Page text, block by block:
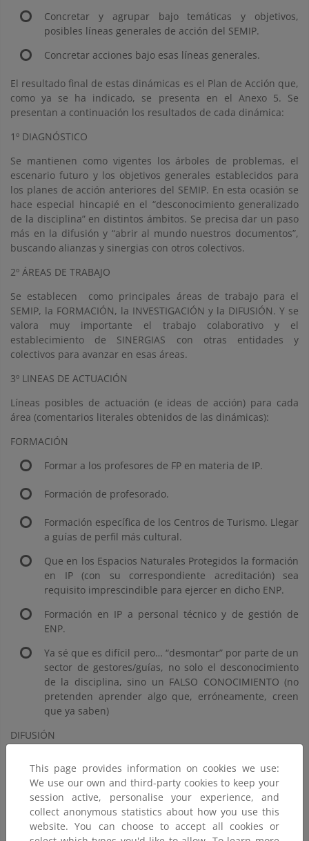
Concretar y agrupar bajo temáticas y objetivos,
posibles líneas generales de acción del SEMIP.
Concretar acciones bajo esas líneas generales.
El resultado final de estas dinámicas es el Plan de Acción que,
como ya se ha indicado, se presenta en el Anexo 5. Se
presentan a continuación los resultados de cada dinámica:
1º DIAGNÓSTICO
Se mantienen como vigentes los árboles de problemas, el
escenario futuro y los objetivos generales establecidos para
los planes de acción anteriores del SEMIP. En esta ocasión se
hace especial hincapié en el “desconocimiento generalizado
de la disciplina” en distintos ámbitos. Se precisa dar un paso
más en la difusión y “abrir al mundo nuestros documentos”,
buscando alianzas y sinergias con otros colectivos.
2º ÁREAS DE TRABAJO
Se establecen como principales áreas de trabajo para el
SEMIP, la FORMACIÓN, la INVESTIGACIÓN y la DIFUSIÓN. Y se
valora muy importante el trabajo colaborativo y el
establecimiento de SINERGIAS con otras entidades y
colectivos para avanzar en esas áreas.
3º LINEAS DE ACTUACIÓN
Líneas posibles de actuación (e ideas de acción) para cada
área (comentarios literales obtenidos de las dinámicas):
FORMACIÓN
Formar a los profesores de FP en materia de IP.
Formación de profesorado.
Formación específica de los Centros de Turismo. Llegar
a guías de perfil más cultural.
Que en los Espacios Naturales Protegidos la formación
en IP (con su correspondiente acreditación) sea
requisito imprescindible para ejercer en dicho ENP.
Formación en IP a personal técnico y de gestión de
ENP.
Ya sé que es difícil pero… “desmontar” por parte de un
sector de gestores/guías, no solo el desconocimiento
de la disciplina, sino un FALSO CONOCIMIENTO (no
pretenden aprender algo que, erróneamente, creen
que ya saben)
DIFUSIÓN
personal de gestión en ámbitos cercanos (individual y
directo) ¿Plan de comunicación?
Diseñar una estrategia de marketing/difusión de la IP
(contar con publicista profesional)
This page provides information on cookies we use:
We use our own and third-party cookies to keep your
session active, personalise your experience, and
collect anonymous statistics about how you use this
website. You can choose to accept all cookies or